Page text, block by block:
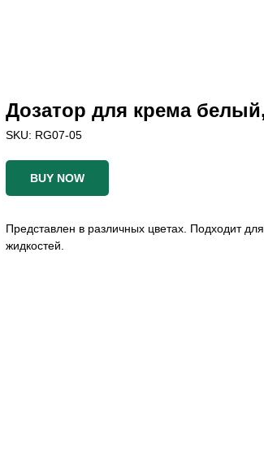
Дозатор для крема
SKU: RG07-05
BUY NOW
Представлен в различных цветах. Подходит
жидкостей.